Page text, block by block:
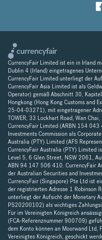
CurrencyFair Limited ist ein in Irland
Dublin 4 (Irland) eingetragenes
CurrencyFair Limited unterliegt der
CurrencyFair Asia Limited ist als
Operator) gemäß Abschnitt 30,
Hongkong (Hong Kong Customs and
25-04-03271), mit eingetragener
TOWER, 33 Lockhart Road, Wan Chai,
CurrencyFair Limited (ARBN 154
Investments Commission als
Australia (PTY) Limited (AFS
CurrencyFair Australia (PTY) Limited
Level 5, 6 Glen Street, NSW 2061,
ABN 94 147 506 410. CurrencyFair
der Australian Securities and
CurrencyFair (Singapore) Pte Ltd ist
der registrierten Adresse 1 Robinson
unterliegt der Aufsicht der Monetary
PS20200102) als wichtiges
Für im Vereinigten Königreich
(FCA-Referenznummer 900709)
dem Konto können an Moorwand Ltd,
Vereinigtes Königreich, geschickt